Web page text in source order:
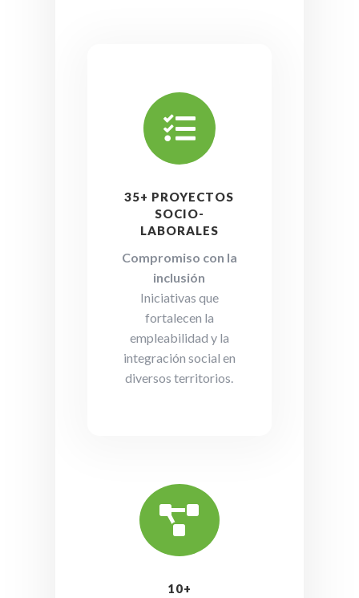

35+ PROYECTOS
SOCIO-
LABORALES
Compromiso con la
inclusión
Iniciativas que
fortalecen la
empleabilidad y la
integración social en
diversos territorios.

10+